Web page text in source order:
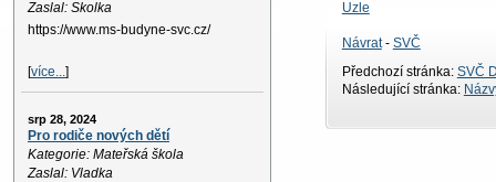
Zaslal: Skolka
https://www.ms-budyne-svc.cz/
[více...]
srp 28, 2024
Pro rodiče nových dětí
Kategorie: Mateřská škola
Zaslal: Vladka
Uzle
Návrat- SVČ
Předchozí stránka: SVČ
Následující stránka: